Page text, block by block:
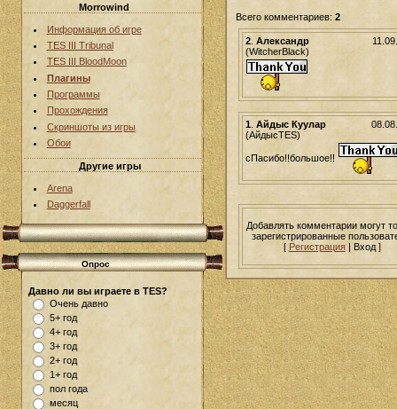
Morrowind
Информация об игре
TES III Tribunal
TES III BloodMoon
Плагины
Программы
Прохождения
Скриншоты из игры
Обои
Другие игры
Arena
Daggerfall
Опрос
Давно ли вы играете в TES?
Очень давно
5+ год
4+ год
3+ год
2+ год
1+ год
пол года
месяц
Всего комментариев: 2
2. Александр
(WitcherBlack)
1. Айдыс Куулар
(АйдысTES)
cПасибо!!большое!!
Добавлять комментарии могут
зарегистрированные
[ Регистрация| Вход ]